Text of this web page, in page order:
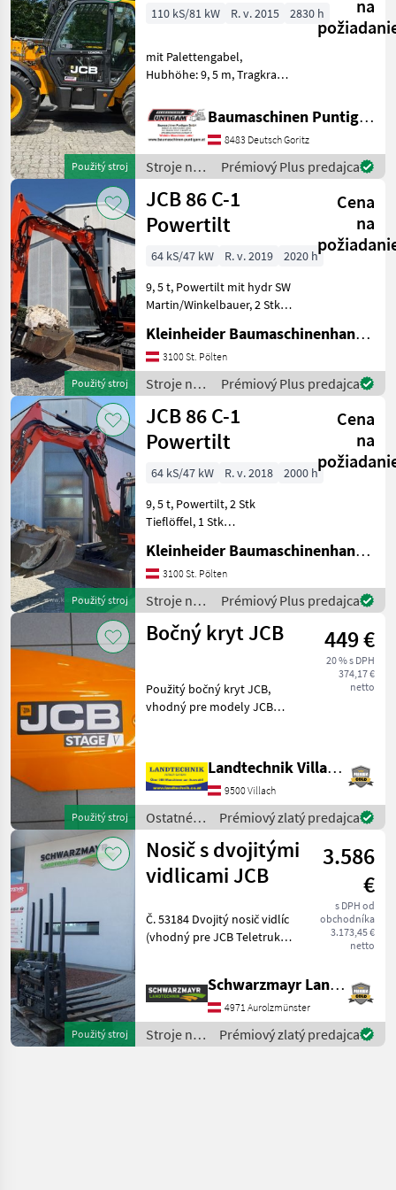
JCB
Použitý stroj
na
110 kS/81 kW R. v. 2015 2830 h
mit Palettengabel,
Hubhöhe: 9, 5 m, Tragkraft
21013 Baumaschinen
Puntigam GmbH Unser
Spezialgebiet: Ankauf -
Verkauf - Vermietung von
Baumaschinen Puntigam GmbH
8483 Deutsch Goritz
Stroje na
stavbu /
JCB
Prémiový Plus predajca
Použitý stroj
JCB 86 C-1
Powertilt
Cena
na
64 kS/47 kW R. v. 2019
2020 h
9, 5 t, Powertilt mit hydr SW
Martin/Winkelbauer, 2 Stk
Böschungslöffel,
Vollverrohrung, Klima,
Eisenketten mit
Gummipads Stroje na
stavbu mini bag
Kleinheider Baumaschinenhandel GmbH.
3100 St. Pölten
Stroje na
stavbu /
JCB
Prémiový Plus predajca
Použitý stroj
JCB 86 C-1
Powertilt
Cena
na
64 kS/47 kW R. v. 2018
2000 h
9, 5 t, Powertilt, 2 Stk
Tieflöffel, 1 Stk
stavbu mini bager
Kleinheider Baumaschinenhandel GmbH.
3100 St. Pölten
Stroje na
stavbu /
JCB
Prémiový Plus predajca
Použitý stroj
Bočný kryt JCB 449 €
20 % s DPH
374,17 €
netto
Použitý bočný kryt JCB,
vhodný pre modely JCB
332/A6914 (kryt rámu), zo
skladu vo Villachu, ihneď k
dispozícii. V
Landtechnik Villach GmbH
9500 Villach
Ostatné
poľnohospodárske
silové
stroje /
JCB
Prémiový zlatý predajca
Použitý stroj
Nosič s dvojitými
vidlicami JCB
3.586
€
s DPH od
obchodníka
3.173,45 €
netto
Č. 53184 Dvojitý nosič vidlíc
(vhodný pre JCB Teletruk) -
- s 2 posuvnými valcami - s
nosnosťou 3000 kg po
Schwarzmayr Landtechnik GmbH - Aurolzmünster
4971 Aurolzmünster
Stroje na
stavbu /
Prémiový zlatý predajca